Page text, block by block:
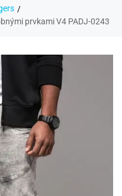
prvkami V4 PADJ-0243